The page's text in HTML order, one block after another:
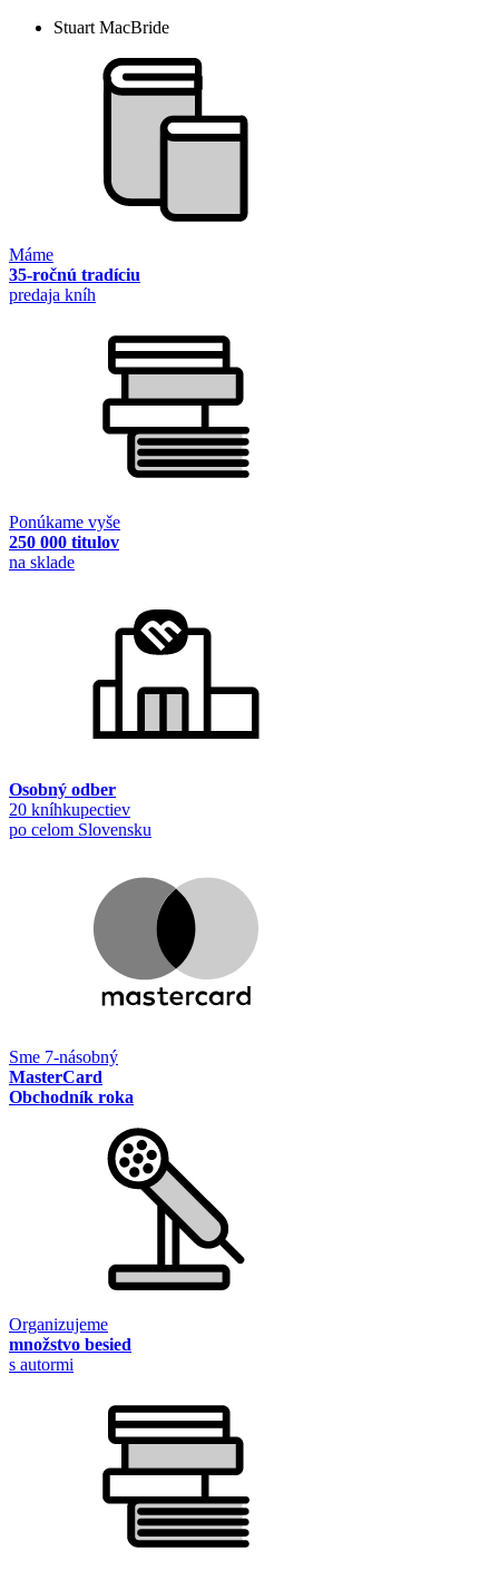
Stuart MacBride
Máme
35-ročnú tradíciu
predaja kníh
Ponúkame vyše
250 000 titulov
na sklade
Osobný odber
20 kníhkupectiev
po celom Slovensku
Sme 7-násobný
MasterCard
Obchodník roka
Organizujeme
množstvo besied
s autormi